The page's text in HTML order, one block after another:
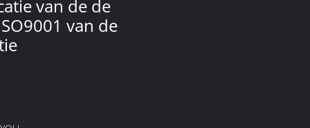
van de de
van de